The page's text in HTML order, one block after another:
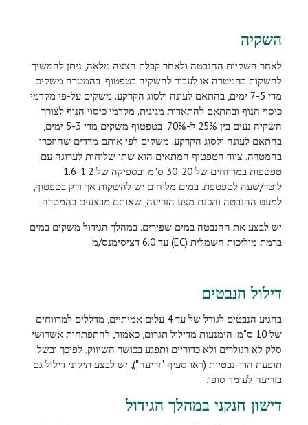
השקיה
לאחר השקיות ההנבטה ולאחר קבלת הצצה מלאה, ניתן להמשיך
להשקות בהמטרה או לעבור להשקיה בטפטוף. בהמטרה משקים
מדי 7-5 ימים, בהתאם לעונה ולסוג הקרקע. משקים על-פי מקדמי
כיסוי הנוף ובהתאם להתאדות מגיגית. מקדמי כיסוי הנוף לצורך
השקיה נעים בין 25% ל-70%. בטפטוף משקים מדי 5-3 ימים,
בהתאם לעונה ולסוג הקרקע. משקים לפי אותם מדדים שהוזכרו
בהמטרה. ציוד הטפטוף המתאים הוא שתי שלוחות לערוגה עם
טפטפות במרווחים של 30-20 ס"מ ובספיקה של 1.6-1.2
ליטר/שעה לטפטפת. במים מליחים יש להשקות אך ורק בטפטוף,
למעט ההנבטה והכנת מצע הזריעה, שאותם מבצעים בהמטרה.
יש לבצע את ההנבטה במים שפירים. במהלך הגידול משקים במים
ברמת מוליכות חשמלית (EC) עד 6.0 דציסימנס/מ'.
דילול הנבטים
בהגיע הנבטים לגודל של עד 4 עלים אמיתיים, מדללים למרווחים
של 10 ס"מ. הימנעות מדילול תגרום, כאמור, להתפתחות אשרושי
סלק לא רגולרים ולא כדוריים ותפגע בכושר השיווק. לפיכך ובשל
תופעת הדו-נבטיות (ראו סעיף "זריעה"), יש לבצע תיקוני דילול גם
בזריעה לעומד סופי.
דישון חנקני במהלך הגידול